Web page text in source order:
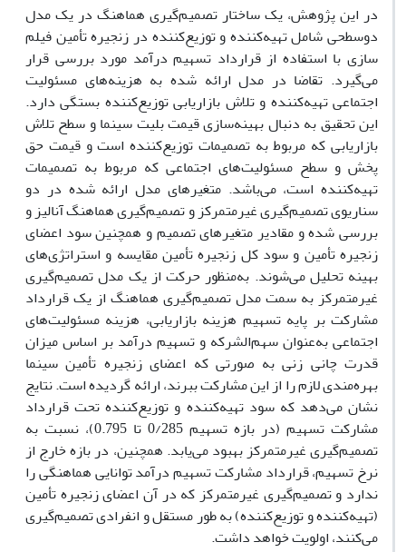
در این پژوهش، یک ساختار تصمیم‌گیری هماهنگ در یک مدل
دوسطحی شامل تهیه‌کننده و توزیع‌کننده در زنجیره تأمین فیلم
سازی با استفاده از قرارداد تسهیم درآمد مورد بررسی قرار
می‌گیرد. تقاضا در مدل ارائه شده به هزینه‌های مسئولیت
اجتماعی تهیه‌کننده و تلاش بازاریابی توزیع‌کننده بستگی دارد.
این تحقیق به دنبال بهینه‌سازی قیمت بلیت سینما و سطح تلاش
بازاریابی که مربوط به تصمیمات توزیع‌کننده است و قیمت حق
پخش و سطح مسئولیت‌های اجتماعی که مربوط به تصمیمات
تهیه‌کننده است، می‌باشد. متغیرهای مدل ارائه شده در دو
سناریوی تصمیم‌گیری غیر‌متمرکز و تصمیم‌گیری هماهنگ آنالیز و
بررسی شده و مقادیر متغیرهای تصمیم و همچنین سود اعضای
زنجیره تأمین و سود کل زنجیره تأمین مقایسه و استراتژی‌های
بهینه تحلیل می‌شوند. به‌منظور حرکت از یک مدل تصمیم‌گیری
غیر‌متمرکز به سمت مدل تصمیم‌گیری هماهنگ از یک قرارداد
مشارکت بر پایه تسهیم هزینه بازاریابی، هزینه مسئولیت‌های
اجتماعی به‌عنوان سهم‌الشرکه و تسهیم درآمد بر اساس میزان
قدرت چانی زنی به صورتی که اعضای زنجیره تأمین سینما
بهره‌مندی لازم را از این مشارکت ببرند، ارائه گردیده است. نتایج
نشان می‌دهد که سود تهیه‌کننده و توزیع‌کننده تحت قرارداد
مشارکت تسهیم (در بازه تسهیم 0/285 تا 0.795)، نسبت به
تصمیم‌گیری غیر‌متمرکز بهبود می‌یابد. همچنین، در بازه خارج از
نرخ تسهیم، قرارداد مشارکت تسهیم درآمد توانایی هماهنگی را
ندارد و تصمیم‌گیری غیر‌متمرکز که در آن اعضای زنجیره تأمین
(تهیه‌کننده و توزیع‌کننده) به طور مستقل و انفرادی تصمیم‌گیری
می‌کنند، اولویت خواهد داشت.